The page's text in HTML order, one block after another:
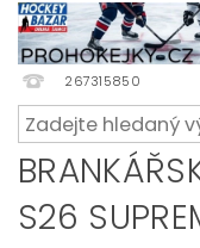
267315850
S26